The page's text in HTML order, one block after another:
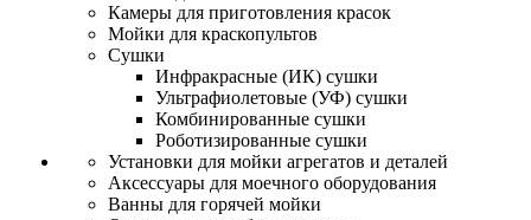
Камеры для приготовления красок
Мойки для краскопультов
Сушки
Инфракрасные (ИК) сушки
Ультрафиолетовые (УФ) сушки
Комбинированные сушки
Роботизированные сушки
Установки для мойки агрегатов и деталей
Аксессуары для моечного оборудования
Ванны для горячей мойки